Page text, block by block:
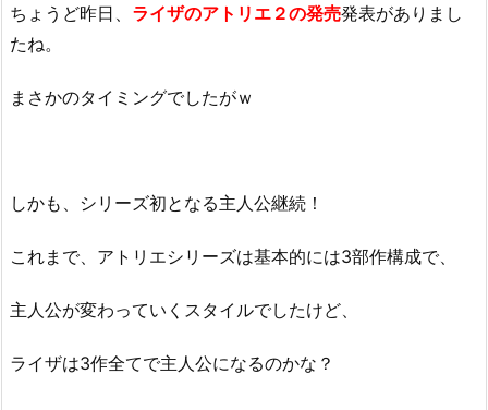
ちょうど昨日、 ライザのアトリエ２の発売発表がありまし
たね。
まさかのタイミングでしたがｗ
しかも、シリーズ初となる主人公継続！
これまで、アトリエシリーズは基本的には3部作構成で、
主人公が変わっていくスタイルでしたけど、
ライザは3作全てで主人公になるのかな？